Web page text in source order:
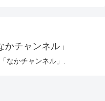
チャンネル」
なかチャンネル」.